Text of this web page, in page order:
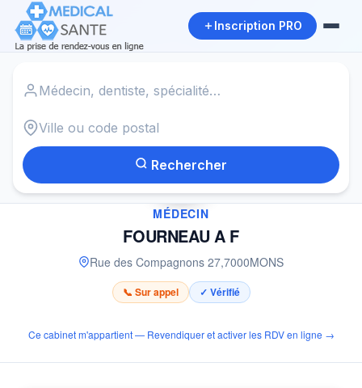
Inscription PRO
Rechercher
✓
MÉDECIN
FOURNEAU A F
Rue des Compagnons 27,7000MONS
📞 Sur appel ✓ Vérifié
Ce cabinet m'appartient — Revendiquer et activer les RDV en ligne →